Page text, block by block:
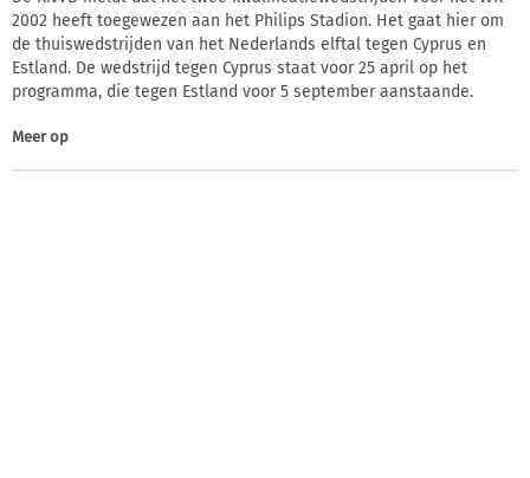
2002 heeft toegewezen aan het Philips Stadion. Het gaat hier om
de thuiswedstrijden van het Nederlands elftal tegen Cyprus en
Estland. De wedstrijd tegen Cyprus staat voor 25 april op het
programma, die tegen Estland voor 5 september aanstaande.
Meer op